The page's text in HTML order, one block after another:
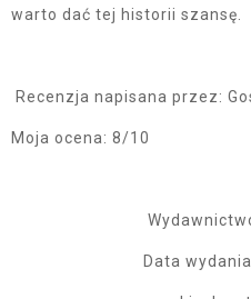
warto dać tej historii szansę.
Recenzja napisana przez:
Moja ocena: 8/10
Data